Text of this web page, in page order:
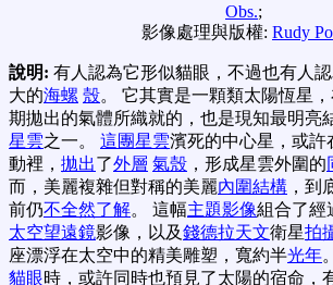
Obs.;
影像處理與版權: Rudy
說明: 有人認為它形似貓眼，不過也有人
大的海螺 殼。 它其實是一顆類太陽恆星
期拋出的氣體所織就的，也是現知最明亮
星雲之一。 這團星雲濱死的中心星，或許
動裡， 拋出了外層 氣殼 ，形成星雲外圍的
而，美麗複雜但對稱的美麗內圍結構 ，到
前仍不全然了解。 這幅主題影像組合了經
太空望遠鏡影像，以及錢德拉天文衛星拍
座漂浮在太空中的精美雕塑，寬約半光年
貓眼時，或許同時也預見了太陽的宿命，